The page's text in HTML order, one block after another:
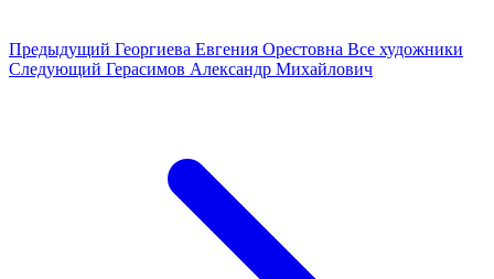
Предыдущий Георгиева Евгения Орестовна Все художники
Следующий Герасимов Александр Михайлович